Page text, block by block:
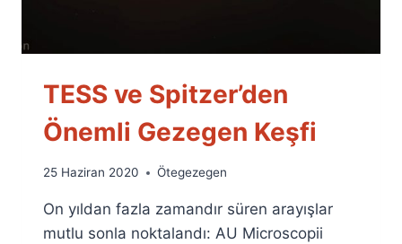
TESS ve Spitzer’den
Önemli Gezegen Keşfi
By
Fuat
Özyar
25 Haziran 2020 Ötegezegen
On yıldan fazla zamandır süren arayışlar
mutlu sonla noktalandı: AU Microscopii